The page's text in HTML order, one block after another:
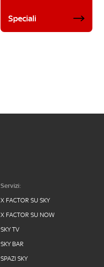
Speciali
Servizi:
X FACTOR SU SKY
X FACTOR SU NOW
SKY TV
SKY BAR
SPAZI SKY